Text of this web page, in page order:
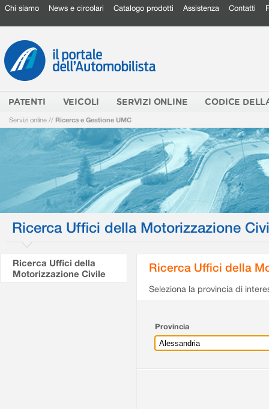
Chi siamo News e circolari Catalogo prodotti Assistenza Contatti
PATENTI VEICOLI SERVIZI ONLINE CODICE
Servizi online // Ricerca e Gestione UMC
Ricerca Uffici della Motorizzazione
Ricerca Uffici della
Motorizzazione Civile
Ricerca Uffici della
Seleziona la provincia di
Provincia